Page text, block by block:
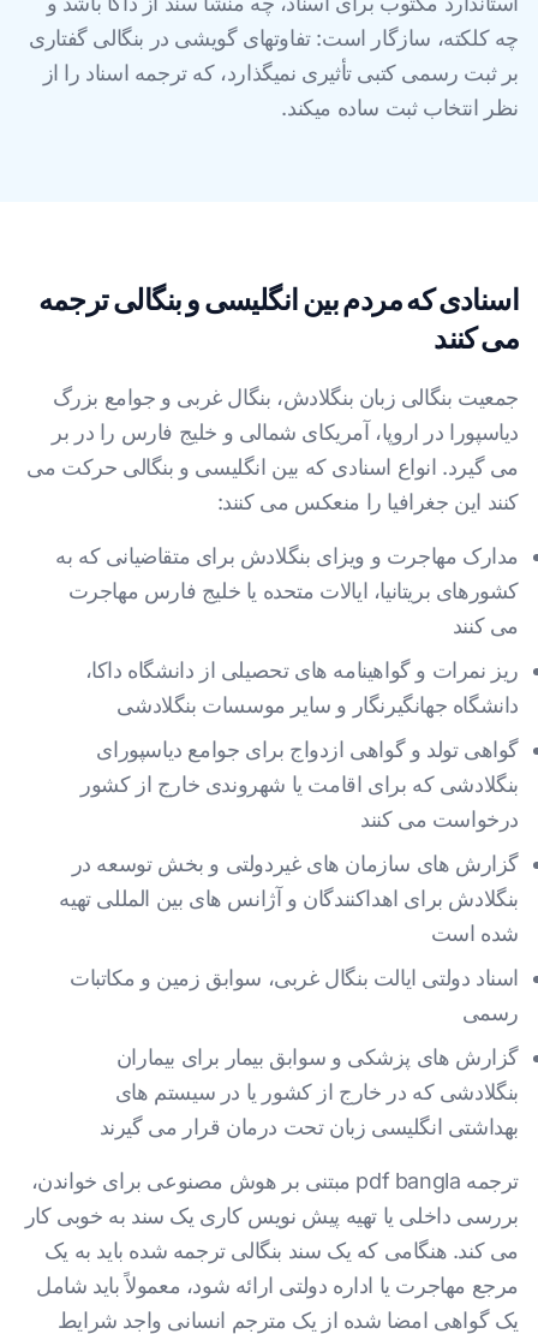
چه کلکته، سازگار است: تفاوتهای گویشی در بنگالی گفتاری
بر ثبت رسمی کتبی تأثیری نمیگذارد، که ترجمه اسناد را از
نظر انتخاب ثبت ساده میکند.
اسنادی که مردم بین انگلیسی و بنگالی ترجمه
می کنند
جمعیت بنگالی زبان بنگلادش، بنگال غربی و جوامع بزرگ
دیاسپورا در اروپا، آمریکای شمالی و خلیج فارس را در بر
می گیرد. انواع اسنادی که بین انگلیسی و بنگالی حرکت می
کنند این جغرافیا را منعکس می کنند:
مدارک مهاجرت و ویزای بنگلادش برای متقاضیانی که به
کشورهای بریتانیا، ایالات متحده یا خلیج فارس مهاجرت
می کنند
ریز نمرات و گواهینامه های تحصیلی از دانشگاه داکا،
دانشگاه جهانگیرنگار و سایر موسسات بنگلادشی
گواهی تولد و گواهی ازدواج برای جوامع دیاسپورای
بنگلادشی که برای اقامت یا شهروندی خارج از کشور
درخواست می کنند
گزارش های سازمان های غیردولتی و بخش توسعه در
بنگلادش برای اهداکنندگان و آژانس های بین المللی تهیه
شده است
اسناد دولتی ایالت بنگال غربی، سوابق زمین و مکاتبات
رسمی
گزارش های پزشکی و سوابق بیمار برای بیماران
بنگلادشی که در خارج از کشور یا در سیستم های
بهداشتی انگلیسی زبان تحت درمان قرار می گیرند
ترجمه pdf bangla مبتنی بر هوش مصنوعی برای خواندن،
بررسی داخلی یا تهیه پیش نویس کاری یک سند به خوبی کار
می کند. هنگامی که یک سند بنگالی ترجمه شده باید به یک
مرجع مهاجرت یا اداره دولتی ارائه شود، معمولاً باید شامل
یک گواهی امضا شده از یک مترجم انسانی واجد شرایط